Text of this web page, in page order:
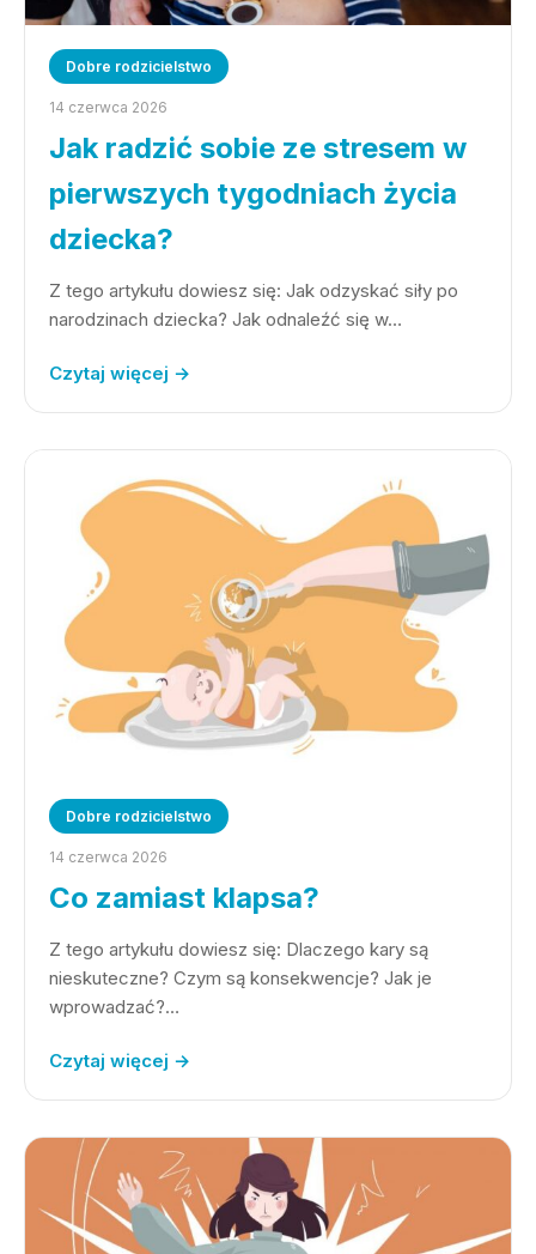
Dobre rodzicielstwo
14 czerwca 2026
Jak radzić sobie ze stresem w
pierwszych tygodniach życia
dziecka?
Z tego artykułu dowiesz się: Jak odzyskać siły po
narodzinach dziecka? Jak odnaleźć się w…
Czytaj więcej →
Dobre rodzicielstwo
14 czerwca 2026
Co zamiast klapsa?
Z tego artykułu dowiesz się: Dlaczego kary są
nieskuteczne? Czym są konsekwencje? Jak je
wprowadzać?…
Czytaj więcej →